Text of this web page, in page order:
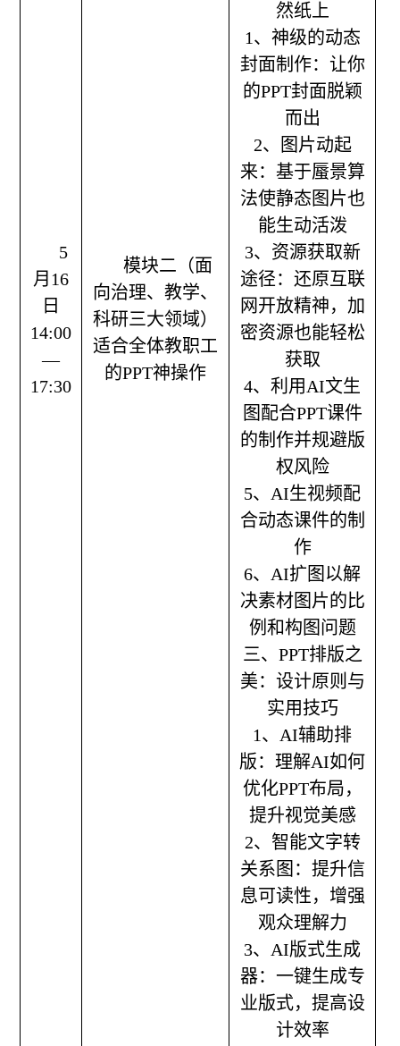
5
月16
日
14:00
—
17:30
模块二（面
向治理、教学、
科研三大领域）
适合全体教职工
的PPT神操作
然纸上
1、神级的动态
封面制作：让你
的PPT封面脱颖
而出
2、图片动起
来：基于蜃景算
法使静态图片也
能生动活泼
3、资源获取新
途径：还原互联
网开放精神，加
密资源也能轻松
获取
4、利用AI文生
图配合PPT课件
的制作并规避版
权风险
5、AI生视频配
合动态课件的制
作
6、AI扩图以解
决素材图片的比
例和构图问题
三、PPT排版之
美：设计原则与
实用技巧
1、AI辅助排
版：理解AI如何
优化PPT布局，
提升视觉美感
2、智能文字转
关系图：提升信
息可读性，增强
观众理解力
3、AI版式生成
器：一键生成专
业版式，提高设
计效率